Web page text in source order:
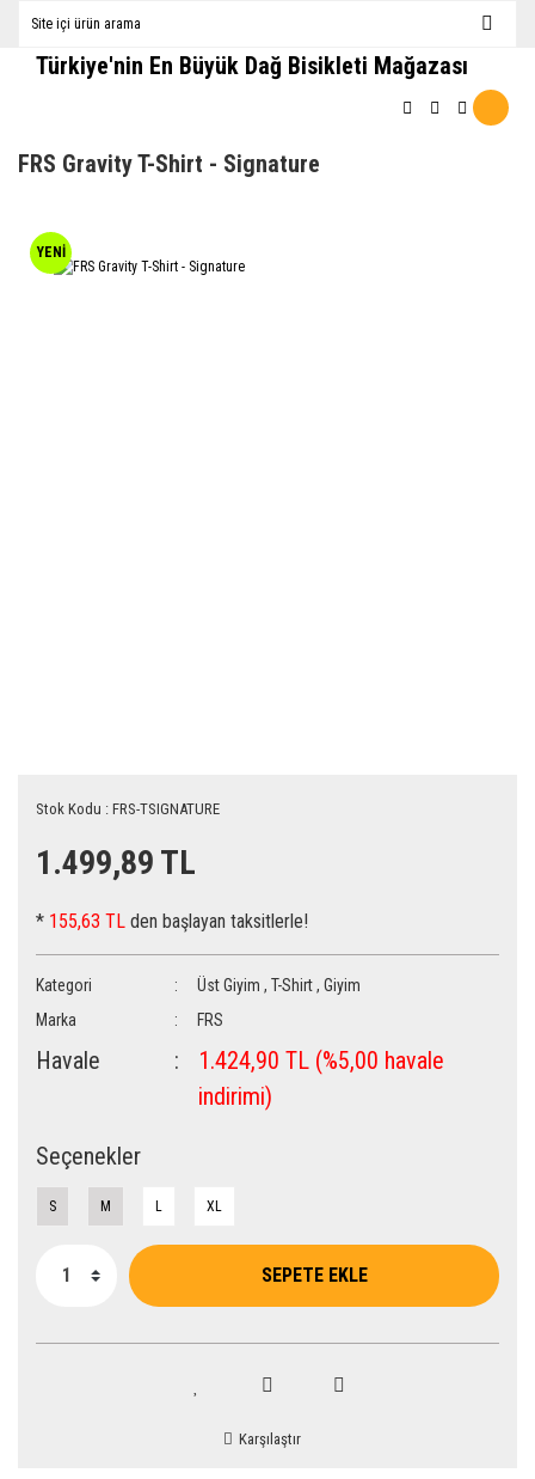
Türkiye'nin En Büyük Dağ Bisikleti Mağazası
FRS Gravity T-Shirt - Signature
YENİ
Stok Kodu : FRS-TSIGNATURE
1.499,89 TL
* 155,63 TL den başlayan taksitlerle!
Kategori Üst Giyim ,T-Shirt ,Giyim
Marka
FRS
Havale
1.424,90 TL (%5,00 havale
indirimi)
Seçenekler
S M L XL
SEPETE EKLE
Karşılaştır